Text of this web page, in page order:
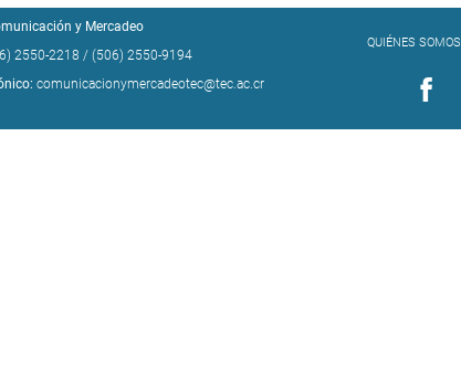
y Mercadeo
2550-2218 / (506) 2550-9194
comunicacionymercadeotec@tec.ac.cr
QUIÉNES SOMOS